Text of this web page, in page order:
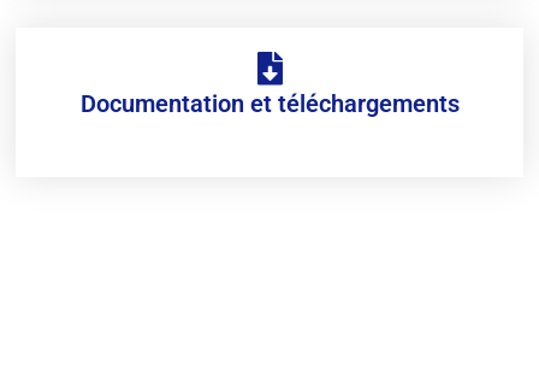
Documentation et téléchargements